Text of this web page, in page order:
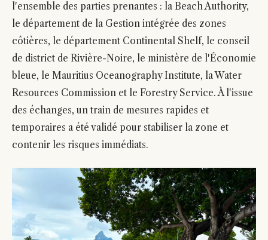
l'ensemble des parties prenantes : la Beach Authority,
le département de la Gestion intégrée des zones
côtières, le département Continental Shelf, le conseil
de district de Rivière-Noire, le ministère de l'Économie
bleue, le Mauritius Oceanography Institute, la Water
Resources Commission et le Forestry Service. À l'issue
des échanges, un train de mesures rapides et
temporaires a été validé pour stabiliser la zone et
contenir les risques immédiats.